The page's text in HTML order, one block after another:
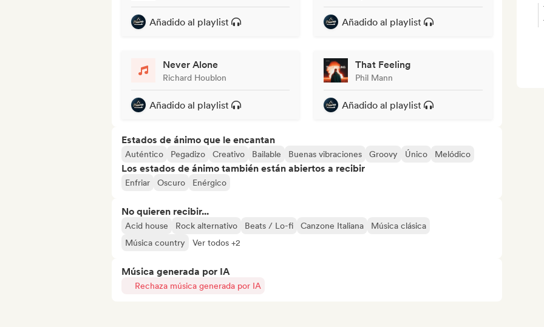
Añadido al playlist Añadido al playlist
Never Alone
Richard Houblon
Añadido al playlist
That Feeling
Phil Mann
Añadido al playlist
Estados de ánimo que le encantan
Auténtico Pegadizo Creativo Bailable Buenas vibraciones Groovy Único Melódico
Los estados de ánimo también están abiertos a recibir
Enfriar Oscuro Enérgico
No quieren recibir...
Acid house Rock alternativo Beats / Lo-fi Canzone Italiana
Música clásica
Música country
Ver todos +2
Música generada por IA
Rechaza música generada por IA